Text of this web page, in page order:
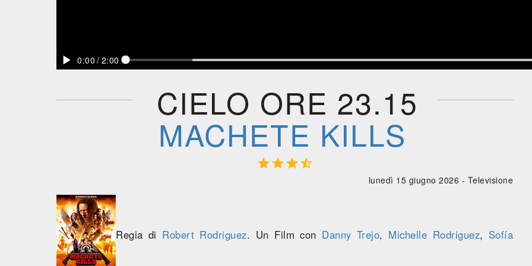
 0:00 / 2:00
CIELO ORE 23.15
MACHETE KILLS

lunedì 15 giugno 2026 - Televisione
Regia di Robert Rodriguez. Un Film con Danny Trejo, Michelle Rodriguez, Sofía